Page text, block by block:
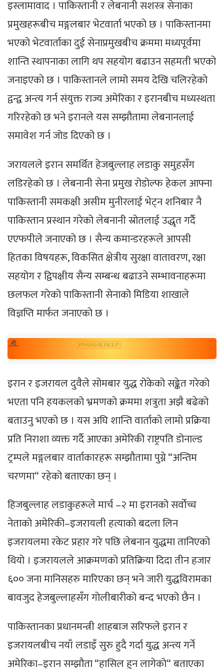
इस्लामावाद । पाकिस्तानी र लेबनानी सशस्त्र सेनाका
प्रमुखहरूबीच मङ्गलबार भेटवार्ता भएको छ । पाकिस्तानमा
भएको भेटवार्ताका दुई सेनाप्रमुखबीच क्रममा मध्यपूर्वमा
शान्ति स्थापनाका लागि थप सहयोग बढाउन सहमती भएको
जनाइएको छ । पाकिस्तानले लामो समय देखि चलिरहेको
द्वन्द्व अन्त्य गर्न संयुक्त राज्य अमेरिका र इरानबीच मध्यस्थता
गरिरहेको छ भने इरानले यस सम्झौतामा लेबनानलाई
समावेश गर्न जोड दिएको छ ।
जरायलले इरान समर्थित हेजबुल्लाह लडाकु समुहसँग
लडिरहेको छ । लेबनानी सेना प्रमुख रोडोल्फ हेकल आफ्ना
पाकिस्तानी समकक्षी असीम मुनीरलाई भेट्न शनिबार नै
पाकिस्तान प्रस्थान गरेको लेबनानी स्रोतलाई उद्धृत गर्दै
एएफपीले जनाएको छ । सैन्य कमान्डरहरूले आपसी
हितका विषयहरू, विकसित क्षेत्रीय सुरक्षा वातावरण, रक्षा
सहयोग र द्विपक्षीय सैन्य सम्बन्ध बढाउने सम्भावनाहरूमा
छलफल गरेको पाकिस्तानी सेनाको मिडिया शाखाले
विज्ञप्ति मार्फत जनाएको छ ।
इरान र इजरायल दुवैले सोमबार युद्ध रोकेको सङ्केत गरेको
भएता पनि हयकलको भ्रमणको क्रममा शत्रुता अझै बढेको
बताउनु भएको छ । यस अघि शान्ति वार्ताको लामो प्रक्रिया
प्रति निराशा व्यक्त गर्दै आएका अमेरिकी राष्ट्रपति डोनाल्ड
ट्रम्पले मङ्गलबार वार्ताकारहरू सम्झौतामा पुग्ने “अन्तिम
चरणमा“ रहेको बताएका छन् ।
हिजबुल्लाह लडाकुहरूले मार्च –२ मा इरानको सर्वोच्च
नेताको अमेरिकी–इजरायली हत्याको बदला लिन
इजरायलमा रकेट प्रहार गरे पछि लेबनान युद्धमा तानिएको
थियो । इजरायलले आक्रमणको प्रतिक्रिया दिदा तीन हजार
६०० जना मानिसहरु मारिएका छन् भने जारी युद्धविरामका
बावजुद हेजबुल्लाहसँग गोलीबारीको बन्द भएको छैन ।
पाकिस्तानका प्रधानमन्त्री शाहबाज सरिफले इरान र
इजरायलबीच नयाँ लडाइँ सुरु हुदै गर्दा युद्ध अन्त्य गर्ने
अमेरिका–इरान सम्झौता “हासिल हुन लागेको“ बताएका